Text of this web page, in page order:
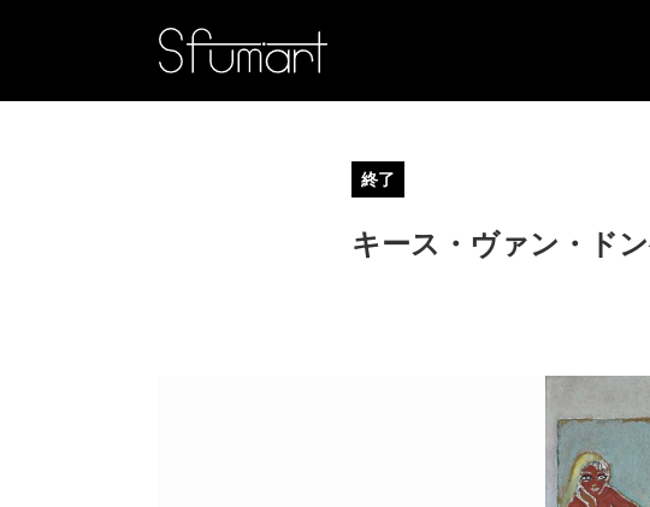
終了
キース・ヴァン・ド